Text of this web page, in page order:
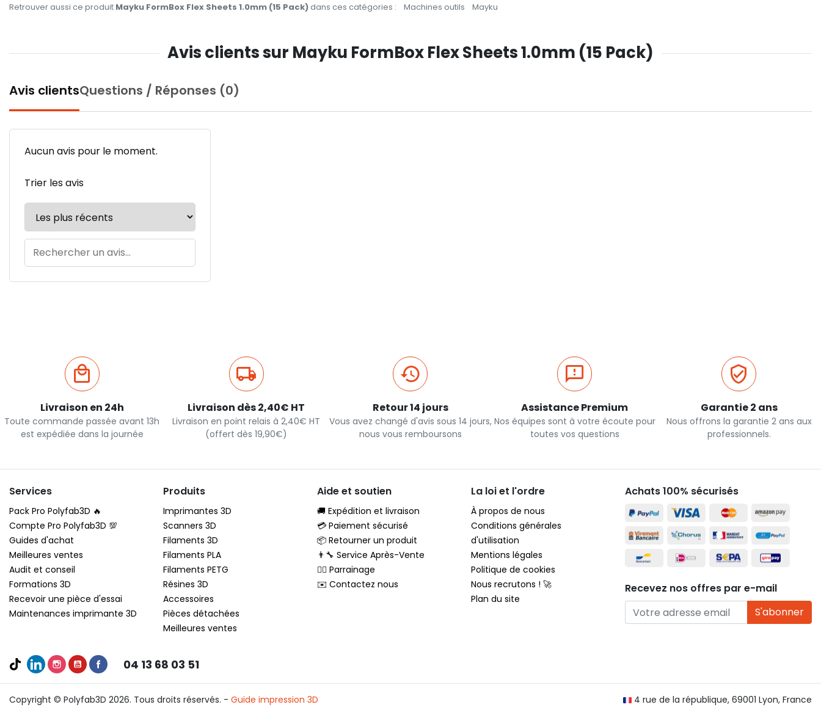
Retrouver aussi ce produit Mayku FormBox Flex Sheets 1.0mm (15 Pack)dans ces catégories : Machines outils Mayku
Avis clients sur Mayku FormBox Flex Sheets 1.0mm (15 Pack)
Avis clientsQuestions / Réponses (0)
Aucun avis pour le moment.
Trier les avis
Livraison en 24h
Toute commande passée avant 13h
est expédiée dans la journée
Livraison dès 2,40€ HT
Livraison en point relais à 2,40€ HT
(offert dès 19,90€)
Retour 14 jours
Vous avez changé d'avis sous 14 jours,
nous vous remboursons
Assistance Premium
Nos équipes sont à votre écoute pour
toutes vos questions
Garantie 2 ans
Nous offrons la garantie 2 ans aux
professionnels.
Services
Pack Pro Polyfab3D 🔥
Compte Pro Polyfab3D 💯
Guides d'achat
Meilleures ventes
Audit et conseil
Formations 3D
Recevoir une pièce d'essai
Maintenances imprimante 3D
Produits
Imprimantes 3D
Scanners 3D
Filaments 3D
Filaments PLA
Filaments PETG
Résines 3D
Accessoires
Pièces détachées
Meilleures ventes
Aide et soutien
🚚 Expédition et livraison
💳 Paiement sécurisé
📦 Retourner un produit
👨‍🔧 Service Après-Vente
🦸‍♂️ Parrainage
✉️ Contactez nous
La loi et l'ordre
À propos de nous
Conditions générales
d'utilisation
Mentions légales
Politique de cookies
Nous recrutons ! 🚀
Plan du site
04 13 68 03 51
Achats 100% sécurisés
Recevez nos offres par e-mail
S'abonner
4 rue de la république, 69001 Lyon, France
Copyright © Polyfab3D 2026. Tous droits réservés. - Guide impression 3D